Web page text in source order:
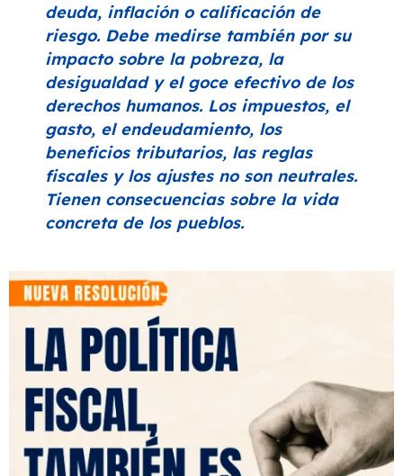
deuda, inflación o calificación de
riesgo. Debe medirse también por su
impacto sobre la pobreza, la
desigualdad y el goce efectivo de los
derechos humanos. Los impuestos, el
gasto, el endeudamiento, los
beneficios tributarios, las reglas
fiscales y los ajustes no son neutrales.
Tienen consecuencias sobre la vida
concreta de los pueblos.